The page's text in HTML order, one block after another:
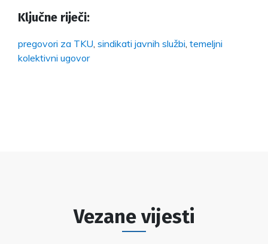
Ključne riječi:
pregovori za TKU sindikati javnih službi temeljni
kolektivni ugovor
Vezane vijesti